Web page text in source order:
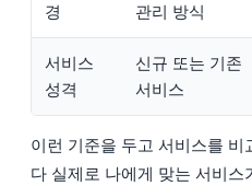
경
관리 방식
서비스
성격
신규 또는 기존
서비스
이런 기준을 두고 서비스를
다 실제로 나에게 맞는 서비